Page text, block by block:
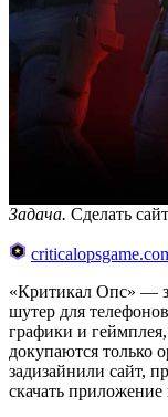
Задача. Сделать
«Критикал Опс» —
шутер для
графики и
докупаются только
задизайнили сайт,
скачать приложение